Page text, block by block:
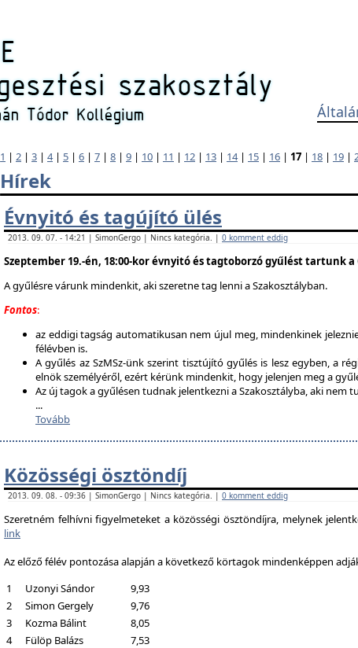
1 | 2 | 3 | 4| 5 | 6 | 7 | 8 | 9 | 10 | 11 | 12 | 13 | 14| 15 | 16 | 17 | 18 | 19 |
Hírek
Évnyitó és tagújító ülés
2013. 09. 07. - 14:21 | SimonGergo | Nincs kategória. | 0 komment eddig
Szeptember 19.-én, 18:00-kor évnyitó és tagtoborzó gyűlést tartunk a
A gyűlésre várunk mindenkit, aki szeretne tag lenni a Szakosztályban.
Fontos:
az eddigi tagság automatikusan nem újul meg, mindenkinek
félévben is.
A gyűlés az SzMSz-ünk szerint tisztújító gyűlés is lesz egyben, a
elnök személyéről, ezért kérünk mindenkit, hogy jelenjen meg a
Az új tagok a gyűlésen tudnak jelentkezni a Szakosztályba, aki nem
...
Tovább
Közösségi ösztöndíj
2013. 09. 08. - 09:36 | SimonGergo | Nincs kategória. | 0 komment eddig
Szeretném felhívni figyelmeteket a közösségi ösztöndíjra, melynek
link
Az előző félév pontozása alapján a következő körtagok mindenképpen
1
Uzonyi Sándor
9,93
2
Simon Gergely
9,76
3
Kozma Bálint
8,05
4
Fülöp Balázs
7,53